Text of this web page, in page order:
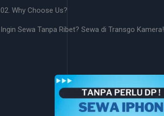
02. Why Choose Us?
Ingin Sewa Tanpa Ribet? Sewa di Transgo Kamera!